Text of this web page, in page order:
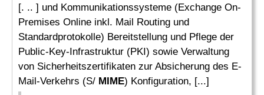
[. .. ] und Kommunikationssysteme (Exchange On-
Premises Online inkl. Mail Routing und
Standardprotokolle) Bereitstellung und Pflege der
Public-Key-Infrastruktur (PKI) sowie Verwaltung
von Sicherheitszertifikaten zur Absicherung des E-
Mail-Verkehrs (S/ MIME) Konfiguration, [...]